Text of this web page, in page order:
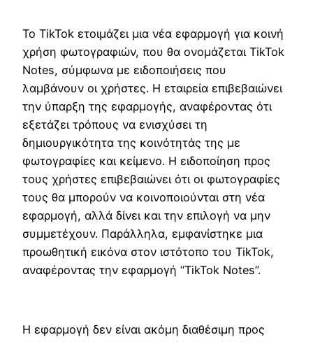
Το TikTok ετοιμάζει μια νέα εφαρμογή για κοινή
χρήση φωτογραφιών, που θα ονομάζεται TikTok
Notes, σύμφωνα με ειδοποιήσεις που
λαμβάνουν οι χρήστες. Η εταιρεία επιβεβαιώνει
την ύπαρξη της εφαρμογής, αναφέροντας ότι
εξετάζει τρόπους να ενισχύσει τη
δημιουργικότητα της κοινότητάς της με
φωτογραφίες και κείμενο. Η ειδοποίηση προς
τους χρήστες επιβεβαιώνει ότι οι φωτογραφίες
τους θα μπορούν να κοινοποιούνται στη νέα
εφαρμογή, αλλά δίνει και την επιλογή να μην
συμμετέχουν. Παράλληλα, εμφανίστηκε μια
προωθητική εικόνα στον ιστότοπο του TikTok,
αναφέροντας την εφαρμογή “TikTok Notes”.
Η εφαρμογή δεν είναι ακόμη διαθέσιμη προς